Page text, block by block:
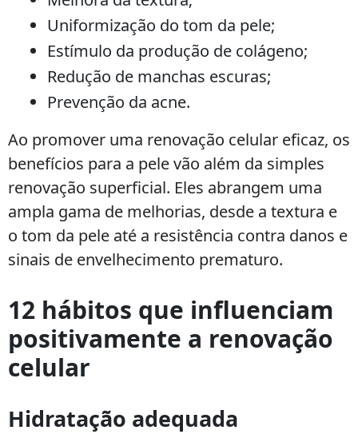
Uniformização do tom da pele;
Estímulo da produção de colágeno;
Redução de manchas escuras;
Prevenção da acne.
Ao promover uma renovação celular eficaz, os
benefícios para a pele vão além da simples
renovação superficial. Eles abrangem uma
ampla gama de melhorias, desde a textura e
o tom da pele até a resistência contra danos e
sinais de envelhecimento prematuro.
12 hábitos que influenciam
positivamente a renovação
celular
Hidratação adequada